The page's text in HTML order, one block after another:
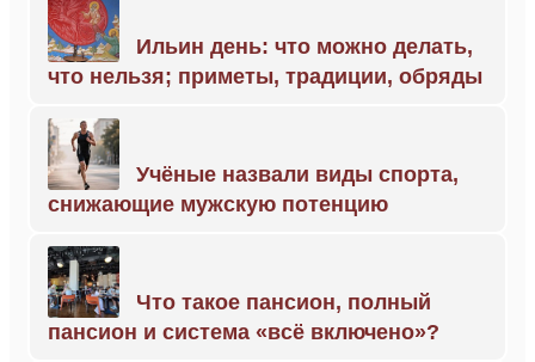
Ильин день: что можно делать,
что нельзя; приметы, традиции, обряды
Учёные назвали виды спорта,
снижающие мужскую потенцию
Что такое пансион, полный
пансион и система «всё включено»?